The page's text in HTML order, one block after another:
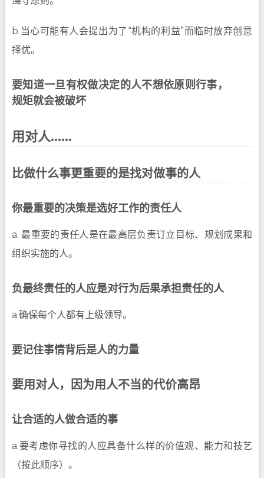
b.当心可能有人会提出为了“机构的利益”而临时放弃创意
择优。
要知道一旦有权做决定的人不想依原则行事，
规矩就会被破坏
用对人……
比做什么事更重要的是找对做事的人
你最重要的决策是选好工作的责任人
a. 最重要的责任人是在最高层负责订立目标、规划成果和
组织实施的人。
负最终责任的人应是对行为后果承担责任的人
a.确保每个人都有上级领导。
要记住事情背后是人的力量
要用对人，因为用人不当的代价高昂
让合适的人做合适的事
a.要考虑你寻找的人应具备什么样的价值观、能力和技艺
（按此顺序）。